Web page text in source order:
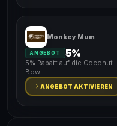
Monkey Mum
ANGEBOT 5%
5% Rabatt auf die Coconut
Bowl
ANGEBOT AKTIVIEREN